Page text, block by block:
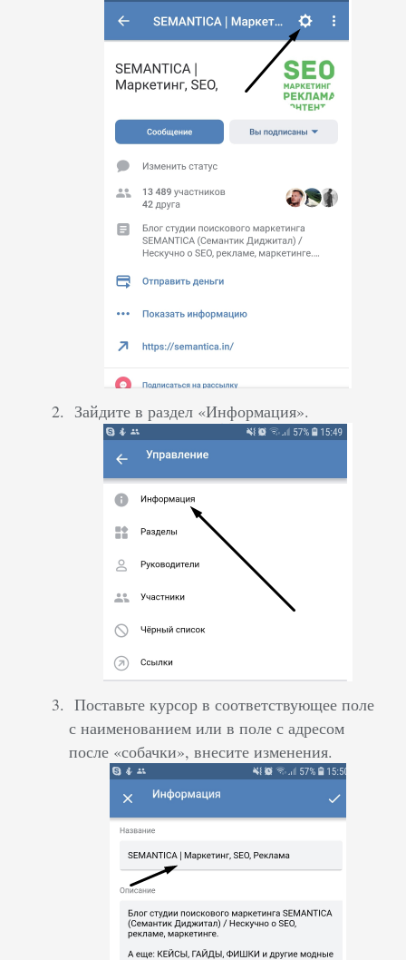
Зайдите в раздел «Информация».
Поставьте курсор в соответствующее поле
с наименованием или в поле с адресом
после «собачки», внесите изменения.